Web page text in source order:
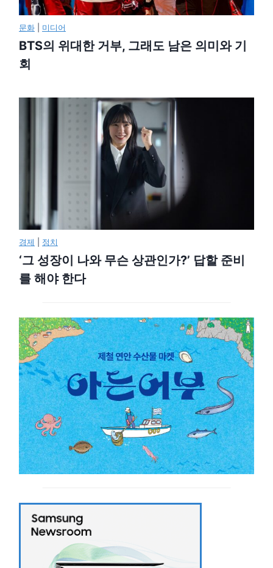
문화 미디어
BTS의 위대한 거부, 그래도 남은 의미와 기
회
경제 정치
‘그 성장이 나와 무슨 상관인가?’ 답할 준비
를 해야 한다